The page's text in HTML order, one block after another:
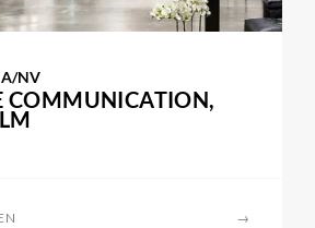
NV
COMMUNICATION,
→